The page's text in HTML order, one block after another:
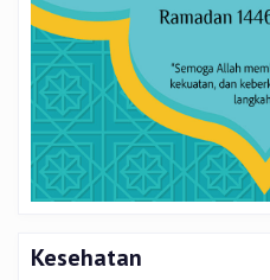
Kesehatan